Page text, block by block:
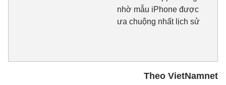
nhờ mẫu iPhone được
ưa chuộng nhất lịch sử
Theo VietNamnet